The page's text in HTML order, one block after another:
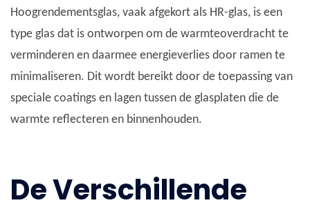
Hoogrendementsglas, vaak afgekort als HR-glas, is een
type glas dat is ontworpen om de warmteoverdracht te
verminderen en daarmee energieverlies door ramen te
minimaliseren. Dit wordt bereikt door de toepassing van
speciale coatings en lagen tussen de glasplaten die de
warmte reflecteren en binnenhouden.
De Verschillende